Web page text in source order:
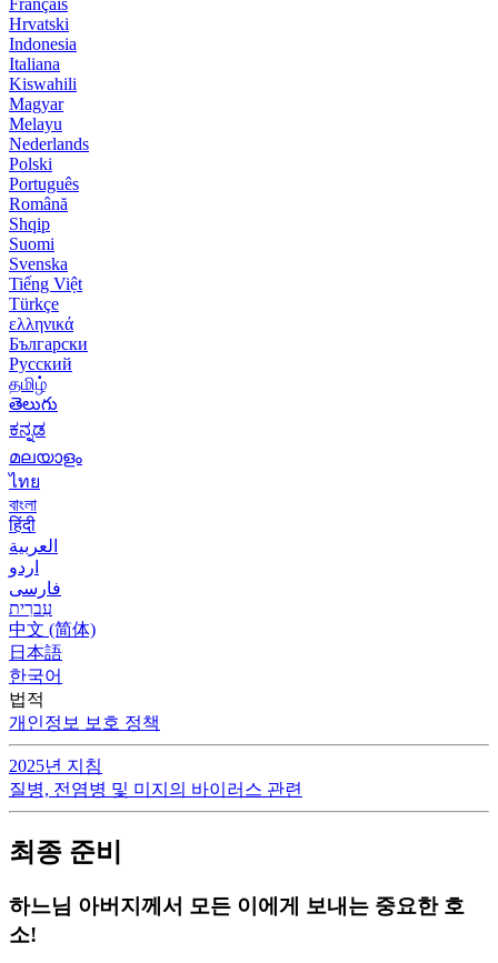
Hrvatski
Indonesia
Italiana
Kiswahili
Magyar
Melayu
Nederlands
Polski
Português
Română
Shqip
Suomi
Svenska
Tiếng Việt
Türkçe
ελληνικά
Български
Русский
தமிழ்
తెలుగు
ಕನ್ನಡ
മലയാളം
ไทย
বাংলা
हिंदी
العربية
اردو
فارسی
עִברִית
中文 (简体)
日本語
한국어
법적
개인정보 보호 정책
2025년 지침
질병, 전염병 및 미지의 바이러스 관련
최종 준비
하느님 아버지께서 모든 이에게 보내는 중요한 호
소!